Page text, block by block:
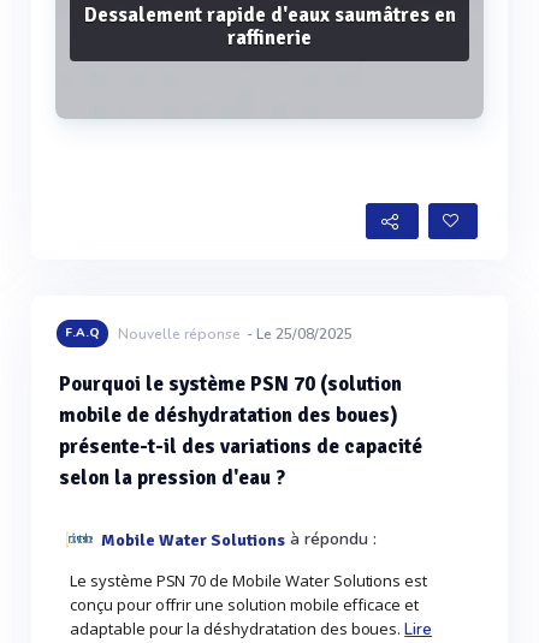
Dessalement rapide d'eaux saumâtres en
raffinerie
F.A.Q Nouvelle réponse - Le 25/08/2025
Pourquoi le système PSN 70 (solution
mobile de déshydratation des boues)
présente-t-il des variations de capacité
selon la pression d'eau ?
Mobile Water Solutions à répondu :
Le système PSN 70 de Mobile Water Solutions est
conçu pour offrir une solution mobile efficace et
adaptable pour la déshydratation des boues.Lire